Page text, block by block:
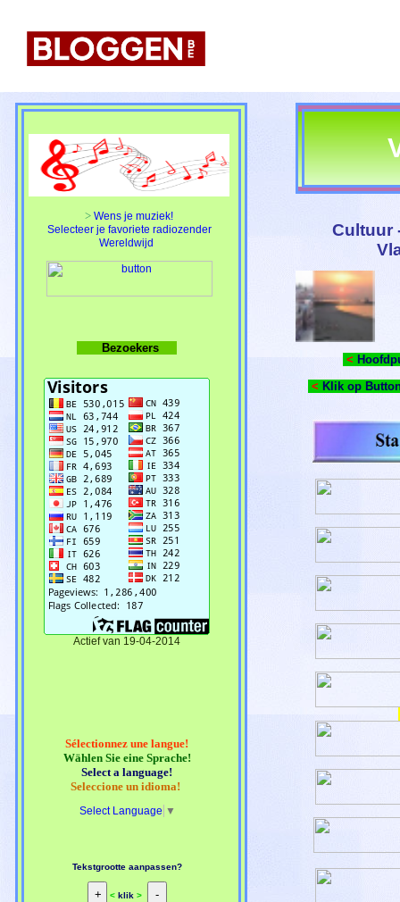
> Wens je muziek!
Selecteer je favoriete radiozender
Wereldwijd
Bezoekers
Actief van 19-04-2014
Sélectionnez une langue!
Wählen Sie eine Sprache!
Select a language!
Seleccione un idioma!
Select Language ▼
Tekstgrootte aanpassen?
< klik>
Cultuur
<
< Klik op